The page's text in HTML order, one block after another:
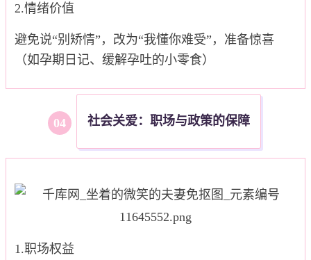
2.情绪价值
避免说“别矫情”，改为“我懂你难受”，准备惊喜
（如孕期日记、缓解孕吐的小零食）
04 社会关爱：职场与政策的保障
1.职场权益